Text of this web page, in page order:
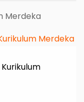
Merdeka